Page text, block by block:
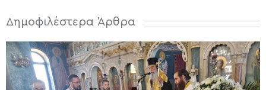
Δημοφιλέστερα Άρθρα